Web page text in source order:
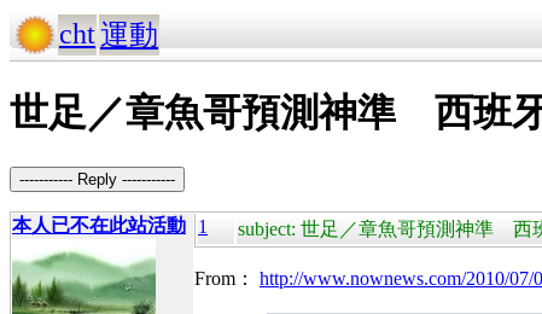
cht運動
世足／章魚哥預測神準 西班
----------- Reply -----------
本人已不在此站活動 1 subject: 世足／章魚哥預測神準 西
From： http://www.nownews.com/2010/07/